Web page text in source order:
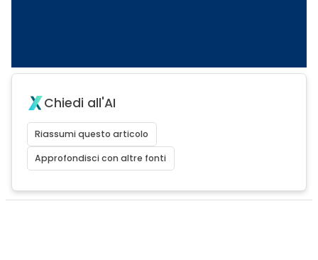
Chiedi all'AI
Riassumi questo articolo
Approfondisci con altre fonti